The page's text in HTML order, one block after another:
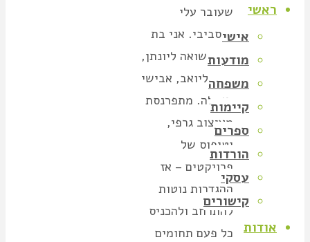
ראשי
אישי
מודעות
משפחה
קיימות
ספרים
הורדות
עסקי
קישורים
אודות
שעובר עלי
ומסביבי. אני בת
48, נשואה ליונתן,
אמא ליואב, אבישי
ואיילה. מתפרנסת
מעיצוב גרפי,
וטיפוס של
פרויקטים – אז
ההגדרות נוטות
להתרחב ולהכניס
כל פעם תחומים